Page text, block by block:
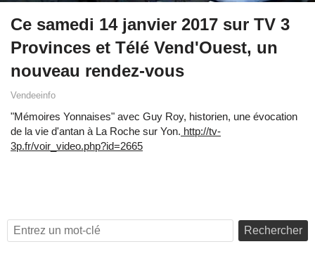
Ce samedi 14 janvier 2017 sur TV 3
Provinces et Télé Vend'Ouest, un
nouveau rendez-vous
Vendeeinfo
"Mémoires Yonnaises" avec Guy Roy, historien, une évocation
de la vie d'antan à La Roche sur Yon. http://tv-
3p.fr/voir_video.php?id=2665
Rechercher